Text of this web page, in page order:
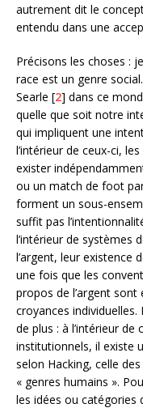
autrement dit le
entendu dans une
Précisons les choses :
race est un genre
Searle [2] dans ce
quelle que soit notre
qui impliquent une
l’intérieur de ceux-ci,
exister
ou un match de foot
forment un sous-
suffit pas
l’intérieur de systèmes
l’argent, leur existence
une fois que les
propos de l’argent
croyances individuelles.
de plus : à l’intérieur
institutionnels, il existe
selon Hacking, celle
« genres humains ».
les idées ou catégories